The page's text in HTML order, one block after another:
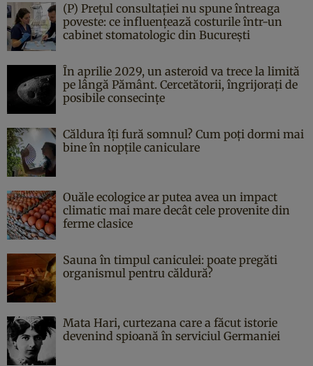
(P) Prețul consultației nu spune întreaga
poveste: ce influențează costurile într-un
cabinet stomatologic din București
În aprilie 2029, un asteroid va trece la limită
pe lângă Pământ. Cercetătorii, îngrijorați de
posibile consecințe
Căldura îți fură somnul? Cum poți dormi mai
bine în nopțile caniculare
Ouăle ecologice ar putea avea un impact
climatic mai mare decât cele provenite din
ferme clasice
Sauna în timpul caniculei: poate pregăti
organismul pentru căldură?
Mata Hari, curtezana care a făcut istorie
devenind spioană în serviciul Germaniei